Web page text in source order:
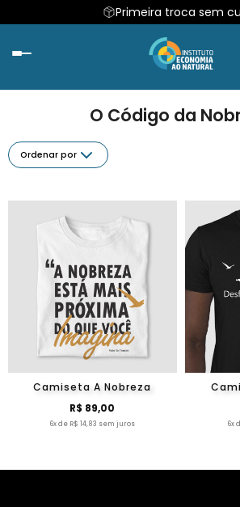
Primeira troca sem
O Código da
Ordenar por
Camiseta A Nobreza
R$ 89,00
6x de R$ 14,83 sem juros 6x